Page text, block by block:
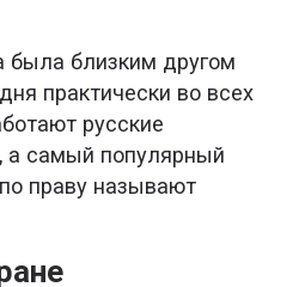
была близким другом
практически во всех
русские
а самый популярный
праву называют